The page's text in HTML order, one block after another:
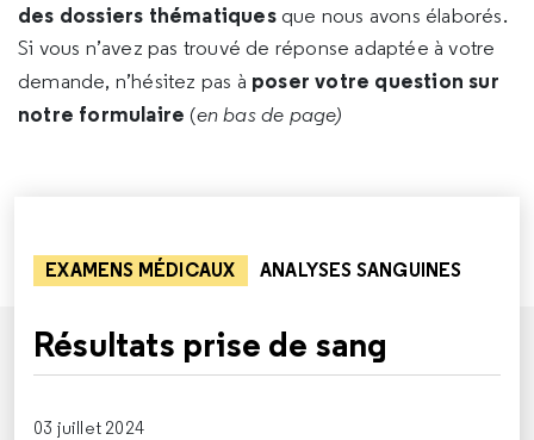
des dossiers thématiques que nous avons élaborés.
Si vous n’avez pas trouvé de réponse adaptée à votre
demande, n’hésitez pas à poser votre question sur
notre formulaire (en bas de page)
EXAMENS MÉDICAUX ANALYSES SANGUINES
Résultats prise de sang
03 juillet 2024